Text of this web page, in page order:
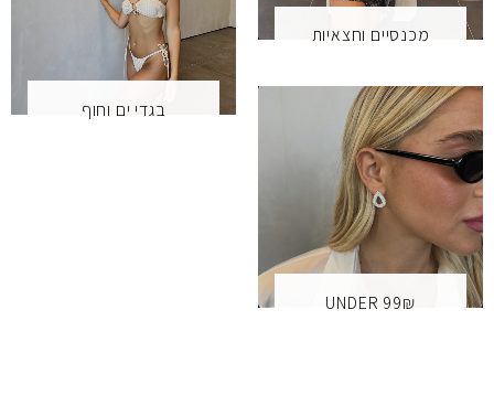
מכנסיים וחצאיות
בגדי ים וחוף
UNDER 99₪